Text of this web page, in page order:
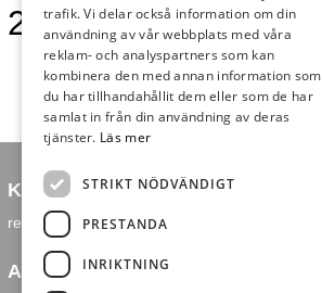
26
Kontakt
redaktion@falkenbergsnyheter.se
Annons och försäljning
trafik. Vi delar också information om din
användning av vår webbplats med våra
reklam- och analyspartners som kan
kombinera den med annan information som
du har tillhandahållit dem eller som de har
samlat in från din användning av deras
tjänster. Läs mer
STRIKT NÖDVÄNDIGT
PRESTANDA
INRIKTNING